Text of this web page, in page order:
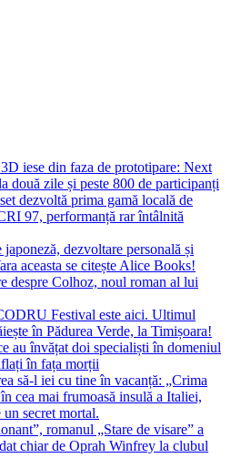
iese din faza de prototipare: Next
două zile și peste 800 de participanți
dezvoltă prima gamă locală de
97, performanță rar întâlnită
dezvoltare personală și
aceasta se citește Alice Books!
despre Colhoz, noul roman al lui
Festival este aici. Ultimul
în Pădurea Verde, la Timișoara!
au învățat doi specialiști în domeniul
în fața morții
să-l iei cu tine în vacanță: „Crima
cea mai frumoasă insulă a Italiei,
secret mortal.
romanul „Stare de visare” a
chiar de Oprah Winfrey la clubul